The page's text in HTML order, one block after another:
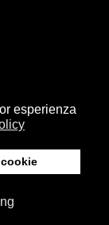
esperienza